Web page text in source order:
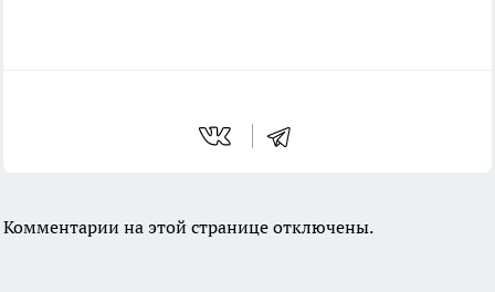
Комментарии на этой странице отключены.